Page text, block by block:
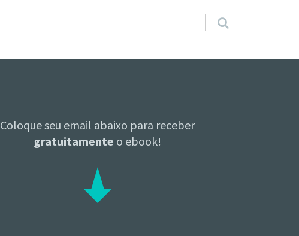
Coloque seu email abaixo para receber
gratuitamente o ebook!